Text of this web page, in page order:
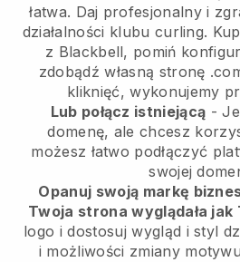
łatwa. Daj profesjonalny i
działalności klubu curling.
z Blackbell, pomiń
zdobądź własną stronę
kliknięć, wykonujemy
Lub połącz istniejącą -
domenę, ale chcesz
możesz łatwo podłączyć
swojej
Opanuj swoją markę
Twoja strona wyglądała jak
logo i dostosuj wygląd i styl
i możliwości zmiany